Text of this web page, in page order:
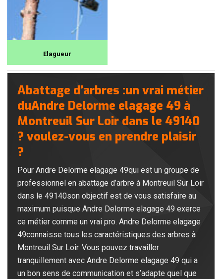
Elagueur
Abattage d’arbres :un vrai métier
duAndre Delorme elagage 49 à
Montreuil Sur Loir dans le 49140
? voulez-vous en prendre plaisir
?
Pour Andre Delorme elagage 49qui est un groupe de
professionnel en abattage d’arbre à Montreuil Sur Loir
dans le 49140son objectif est de vous satisfaire au
maximum puisque Andre Delorme elagage 49 exerce
ce métier comme un vrai pro. Andre Delorme elagage
49connaisse tous les caractéristiques des arbres à
Montreuil Sur Loir. Vous pouvez travailler
tranquillement avec Andre Delorme elagage 49 qui a
un bon sens de communication et s’adapte quel que